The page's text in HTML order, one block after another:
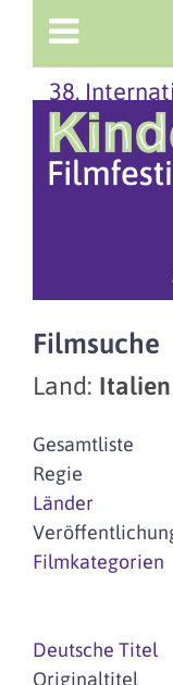
38.
Filmsuche
Land: Italien
Gesamtliste
Regie
Länder
Filmkategorien
Deutsche Titel
Originaltitel